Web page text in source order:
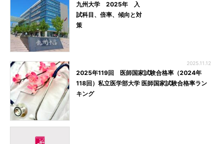
九州大学 2025年 入
試科目、倍率、傾向と対
策
2025.11.12
2025年119回 医師国家試験合格率（2024年
118回）私立医学部大学 医師国家試験合格率ラン
キング